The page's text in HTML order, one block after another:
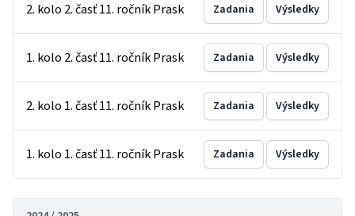
2. kolo 2. časť 11. ročník Prask Zadania Výsledky
1. kolo 2. časť 11. ročník Prask Zadania Výsledky
2. kolo 1. časť 11. ročník Prask Zadania Výsledky
1. kolo 1. časť 11. ročník Prask Zadania Výsledky